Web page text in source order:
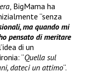
, BigMama ha
“senza
ma quando mi
pensato di meritare
di un
“Quella sul
dateci un attimo“.